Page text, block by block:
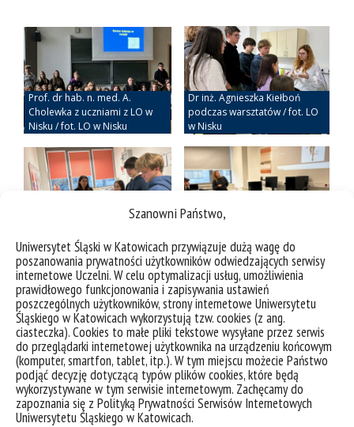
Szanowni Państwo,
Uniwersytet Śląski w Katowicach przywiązuje dużą wagę do
poszanowania prywatności użytkowników odwiedzających serwisy
internetowe Uczelni. W celu optymalizacji usług, umożliwienia
prawidłowego funkcjonowania i zapisywania ustawień
poszczególnych użytkowników, strony internetowe Uniwersytetu
Śląskiego w Katowicach wykorzystują tzw. cookies (z ang.
ciasteczka). Cookies to małe pliki tekstowe wysyłane przez serwis
do przeglądarki internetowej użytkownika na urządzeniu końcowym
(komputer, smartfon, tablet, itp.). W tym miejscu możecie Państwo
podjąć decyzję dotyczącą typów plików cookies, które będą
wykorzystywane w tym serwisie internetowym. Zachęcamy do
zapoznania się z Polityką Prywatności Serwisów Internetowych
Uniwersytetu Śląskiego w Katowicach.